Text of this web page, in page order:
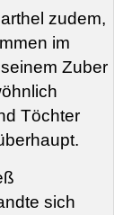
zudem,
im
Zuber
Töchter
sich